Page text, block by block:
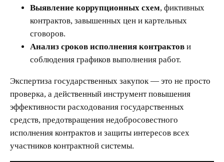
Выявление коррупционных схем, фиктивных
контрактов, завышенных цен и картельных
сговоров.
Анализ сроков исполнения контрактов и
соблюдения графиков выполнения работ.
Экспертиза государственных закупок — это не просто
проверка, а действенный инструмент повышения
эффективности расходования государственных
средств, предотвращения недобросовестного
исполнения контрактов и защиты интересов всех
участников контрактной системы.